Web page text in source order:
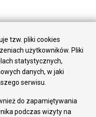
tzw. pliki cookies
użytkowników. Pliki
statystycznych,
danych, w jaki
serwisu.
do zapamiętywania
podczas wizyty na